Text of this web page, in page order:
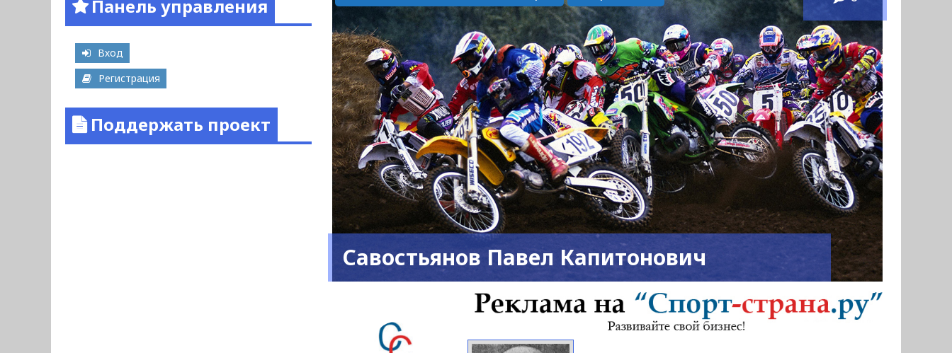
Савостьянов Павел Капитонович
Панель управления
Вход
Регистрация
Поддержать проект